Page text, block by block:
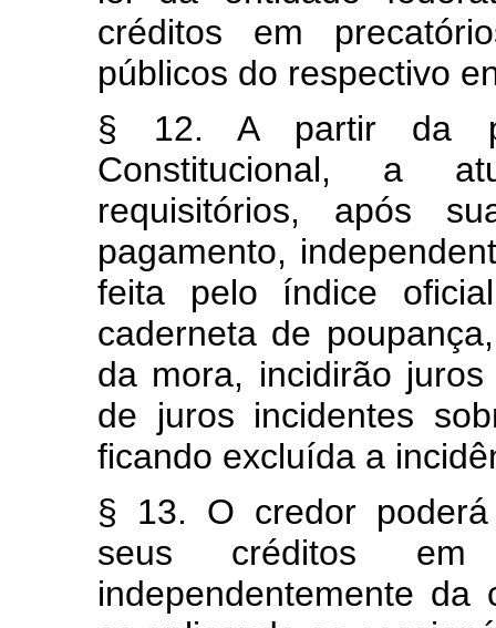
créditos em
públicos do respectivo
§ 12. A partir da
Constitucional, a
requisitórios, após
pagamento,
feita pelo índice
caderneta de
da mora, incidirão
de juros incidentes
ficando excluída a
§ 13. O credor
seus créditos em
independentemente da